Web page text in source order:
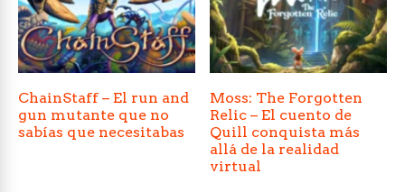
ChainStaff – El run and
gun mutante que no
sabías que necesitabas
Moss: The Forgotten
Relic – El cuento de
Quill conquista más
allá de la realidad
virtual